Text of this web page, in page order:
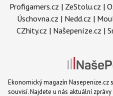
Profigamers.cz | ZeStolu.cz |
Úschovna.cz | Nedd.cz |
CZhity.cz | Našepeníze.cz |
Ekonomický magazín Nasepenize.cz
souvisí. Najdete u nás aktuální